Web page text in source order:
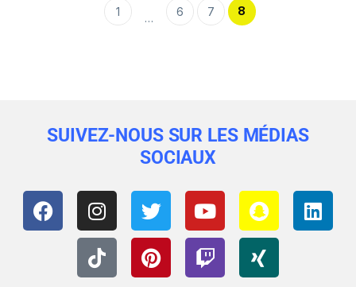
1 … 6 7 8
SUIVEZ-NOUS SUR LES MÉDIAS
SOCIAUX